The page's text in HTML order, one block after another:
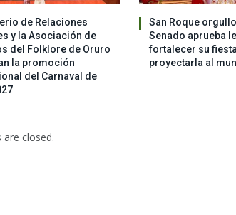
de Relaciones
y la Asociación de
del Folklore de Oruro
la promoción
del Carnaval de
San Roque
Senado aprueba
fortalecer su
proyectarla al
closed.